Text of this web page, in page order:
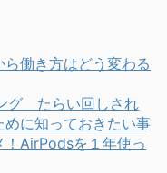
ら働き方はどう変わる
グ たらい回しされ
に知っておきたい事
！AirPodsを１年使っ